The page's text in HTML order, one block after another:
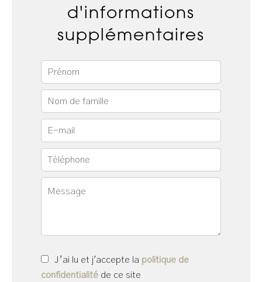
d'informations
supplémentaires
J’ai lu et j'accepte la politique de
confidentialité de ce site